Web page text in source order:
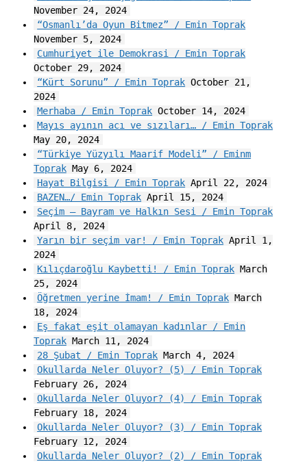
November 24, 2024
“Osmanlı’da Oyun Bitmez” / Emin Toprak
November 5, 2024
Cumhuriyet ile Demokrasi / Emin Toprak
October 29, 2024
“Kürt Sorunu” / Emin Toprak October 21,
2024
Merhaba / Emin Toprak October 14, 2024
Mayıs ayının acı ve sızıları… / Emin Toprak
May 20, 2024
“Türkiye Yüzyılı Maarif Modeli” / Eminm
ToprakMay 6, 2024
Hayat Bilgisi / Emin Toprak April 22, 2024
BAZEN…/ Emin Toprak April 15, 2024
Seçim – Bayram ve Halkın Sesi / Emin Toprak
April 8, 2024
Yarın bir seçim var! / Emin Toprak April 1,
2024
Kılıçdaroğlu Kaybetti! / Emin Toprak March
25, 2024
Öğretmen yerine İmam! / Emin Toprak March
18, 2024
Eş fakat eşit olamayan kadınlar / Emin
ToprakMarch 11, 2024
28 Şubat / Emin Toprak March 4, 2024
Okullarda Neler Oluyor? (5) / Emin Toprak
February 26, 2024
Okullarda Neler Oluyor? (4) / Emin Toprak
February 18, 2024
Okullarda Neler Oluyor? (3) / Emin Toprak
February 12, 2024
Okullarda Neler Oluyor? (2) / Emin Toprak